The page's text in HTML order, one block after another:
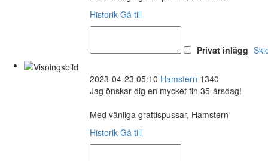
Historik Gå till
Privat inlägg
2023-04-23 05:10 Hamstern 1340
Jag önskar dig en mycket fin 35-årsdag!
Med vänliga grattispussar, Hamstern
Historik Gå till